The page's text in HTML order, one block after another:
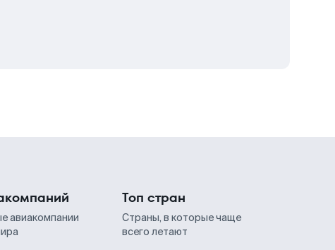
авиакомпании
Топ стран
Страны, в которые чаще
всего летают